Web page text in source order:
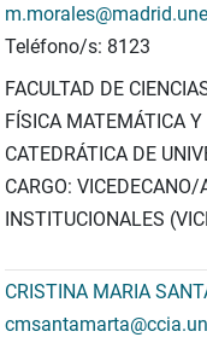
Teléfono/s: 8123
FACULTAD DE
FÍSICA MATEMÁTICA Y
CATEDRÁTICA DE
CARGO:
INSTITUCIONALES
CRISTINA MARIA